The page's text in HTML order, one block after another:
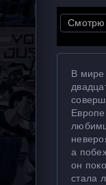
Смотрю
В мире
а
он
стала